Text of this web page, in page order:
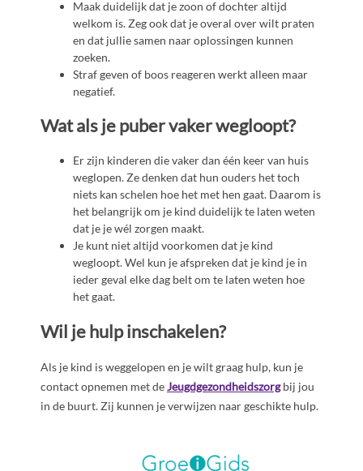
Maak duidelijk dat je zoon of dochter altijd
welkom is. Zeg ook dat je overal over wilt praten
en dat jullie samen naar oplossingen kunnen
zoeken.
Straf geven of boos reageren werkt alleen maar
negatief.
Wat als je puber vaker wegloopt?
Er zijn kinderen die vaker dan één keer van huis
weglopen. Ze denken dat hun ouders het toch
niets kan schelen hoe het met hen gaat. Daarom is
het belangrijk om je kind duidelijk te laten weten
dat je je wél zorgen maakt.
Je kunt niet altijd voorkomen dat je kind
wegloopt. Wel kun je afspreken dat je kind je in
ieder geval elke dag belt om te laten weten hoe
het gaat.
Wil je hulp inschakelen?
Als je kind is weggelopen en je wilt graag hulp, kun je
contact opnemen met deJeugdgezondheidszorgbij jou
in de buurt. Zij kunnen je verwijzen naar geschikte hulp.